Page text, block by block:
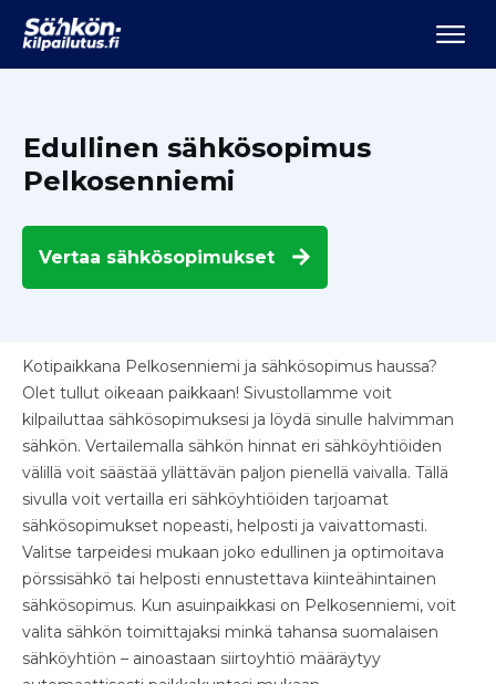
Edullinen sähkösopimus
Pelkosenniemi
Vertaa sähkösopimukset
Kotipaikkana Pelkosenniemi ja sähkösopimus haussa?
Olet tullut oikeaan paikkaan! Sivustollamme voit
kilpailuttaa sähkösopimuksesi ja löydä sinulle halvimman
sähkön. Vertailemalla sähkön hinnat eri sähköyhtiöiden
välillä voit säästää yllättävän paljon pienellä vaivalla. Tällä
sivulla voit vertailla eri sähköyhtiöiden tarjoamat
sähkösopimukset nopeasti, helposti ja vaivattomasti.
Valitse tarpeidesi mukaan joko edullinen ja optimoitava
pörssisähkö tai helposti ennustettava kiinteähintainen
sähkösopimus. Kun asuinpaikkasi on Pelkosenniemi, voit
valita sähkön toimittajaksi minkä tahansa suomalaisen
sähköyhtiön – ainoastaan siirtoyhtiö määräytyy